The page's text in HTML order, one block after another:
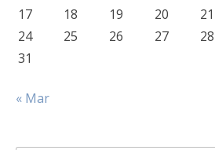
17
18 19 20 21
24
25 26 27 28
31
« Mar